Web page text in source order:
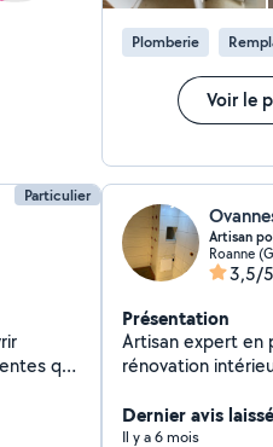
Plomberie
Voir le
Particulier
qui
Artisan
Roanne
3,5/5
Présentation
Artisan expert en
rénovation
Dernier avis
Il y a 6 mois